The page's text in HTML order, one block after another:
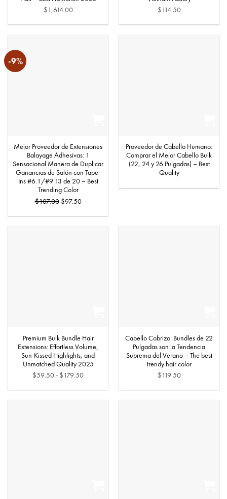
$1,614.00
$114.50
-9%
Mejor Proveedor de Extensiones
Balayage Adhesivas: 1
Sensacional Manera de Duplicar
Ganancias de Salón con Tape-
Ins #6.1/#9.13 de 20 – Best
Trending Color
$107.00 El
$97.50El
Proveedor de Cabello Humano:
Comprar el Mejor Cabello Bulk
(22, 24 y 26 Pulgadas) – Best
Quality
Premium Bulk Bundle Hair
Extensions: Effortless Volume,
Sun-Kissed Highlights, and
Unmatched Quality 2025
$59.50- $179.50Rango
Cabello Cobrizo: Bundles de 22
Pulgadas son la Tendencia
Suprema del Verano – The best
trendy hair color
$119.50